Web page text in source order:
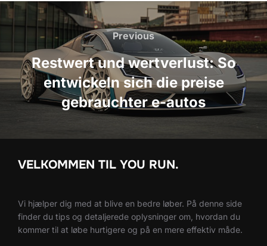
Indlægsnavigation
Previous
Previous
Restwert und wertverlust: So
entwickeln sich die preise
gebrauchter e-autos
VELKOMMEN TIL YOU RUN.
Vi hjælper dig med at blive en bedre løber. På denne side
finder du tips og detaljerede oplysninger om, hvordan du
kommer til at løbe hurtigere og på en mere effektiv måde.